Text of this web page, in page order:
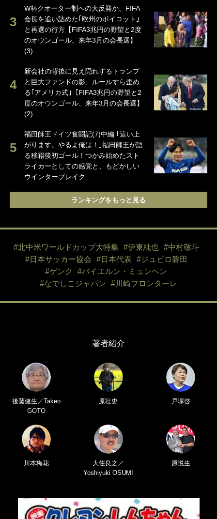
W杯クオーター制への大反発か、FIFA
会長を追い詰めた｢欧州のボイコット｣
と再選の行方【FIFA3兆円の野望と2度
のオウンゴール、来年3月の会長選】
(3)
新会社の背後に見え隠れするトランプ
と巨大ファンドの影、ルールすら歪め
る｢アメリカ式｣【FIFA3兆円の野望と2
度のオウンゴール、来年3月の会長選】
(2)
福田師王ドイツ奮闘記(7)中編 ｢這い上
がります。やるよ俺は！｣福田師王が語
る移籍後初ゴール！つかみ始めたスト
ライカーとしての感覚と、もどかしい
ウインターブレイク
ランキングをもっと見る
#北中米ワールドカップ大特集 #伊東純也
#中村敬斗
#日本サッカー協会
#日本代表
#ジュビロ磐田
#ゲンク
#バイエルン・ミュンヘン
#なでしこジャパン
#川崎フロンターレ
著者紹介
後藤健生／Takeo
GOTO
原壮史 戸塚啓
川本梅花
大住良之／
Yoshiyuki OSUMI
原悦生